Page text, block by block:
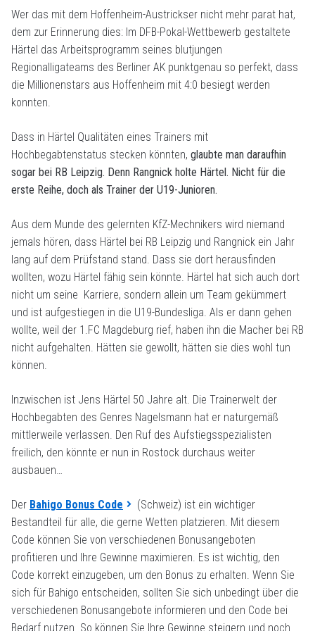
Wer das mit dem Hoffenheim-Austrickser nicht mehr parat hat,
dem zur Erinnerung dies: Im DFB-Pokal-Wettbewerb gestaltete
Härtel das Arbeitsprogramm seines blutjungen
Regionalligateams des Berliner AK punktgenau so perfekt, dass
die Millionenstars aus Hoffenheim mit 4:0 besiegt werden
konnten.
Dass in Härtel Qualitäten eines Trainers mit
Hochbegabtenstatus stecken könnten, glaubte man daraufhin
sogar bei RB Leipzig. Denn Rangnick holte Härtel. Nicht für die
erste Reihe, doch als Trainer der U19-Junioren.
Aus dem Munde des gelernten KfZ-Mechnikers wird niemand
jemals hören, dass Härtel bei RB Leipzig und Rangnick ein Jahr
lang auf dem Prüfstand stand. Dass sie dort herausfinden
wollten, wozu Härtel fähig sein könnte. Härtel hat sich auch dort
nicht um seine Karriere, sondern allein um Team gekümmert
und ist aufgestiegen in die U19-Bundesliga. Als er dann gehen
wollte, weil der 1.FC Magdeburg rief, haben ihn die Macher bei RB
nicht aufgehalten. Hätten sie gewollt, hätten sie dies wohl tun
können.
Inzwischen ist Jens Härtel 50 Jahre alt. Die Trainerwelt der
Hochbegabten des Genres Nagelsmann hat er naturgemäß
mittlerweile verlassen. Den Ruf des Aufstiegsspezialisten
freilich, den könnte er nun in Rostock durchaus weiter
ausbauen…
Der Bahigo Bonus Code
(Schweiz) ist ein wichtiger
Bestandteil für alle, die gerne Wetten platzieren. Mit diesem
Code können Sie von verschiedenen Bonusangeboten
profitieren und Ihre Gewinne maximieren. Es ist wichtig, den
Code korrekt einzugeben, um den Bonus zu erhalten. Wenn Sie
sich für Bahigo entscheiden, sollten Sie sich unbedingt über die
verschiedenen Bonusangebote informieren und den Code bei
Bedarf nutzen. So können Sie Ihre Gewinne steigern und noch